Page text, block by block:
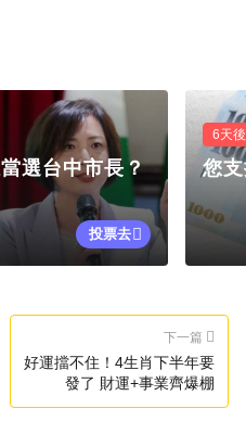
選台中市長？
投票去
6天
您
下一篇
好運擋不住！4生肖下半年要
發了 財運+事業齊爆棚